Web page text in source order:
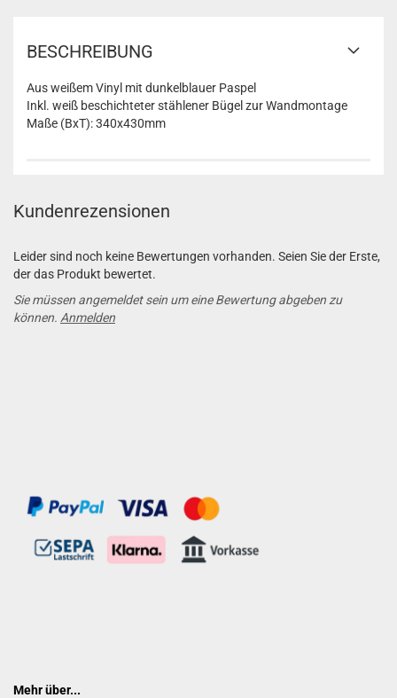
BESCHREIBUNG
Aus weißem Vinyl mit dunkelblauer Paspel
Inkl. weiß beschichteter stählener Bügel zur Wandmontage
Maße (BxT): 340x430mm
Kundenrezensionen
Leider sind noch keine Bewertungen vorhanden. Seien Sie der Erste,
der das Produkt bewertet.
Sie müssen angemeldet sein um eine Bewertung abgeben zu
können. Anmelden
Mehr über...